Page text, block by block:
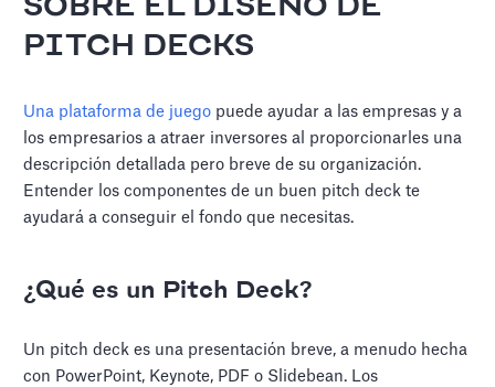
SOBRE EL DISEÑO DE
PITCH DECKS
Una plataforma de juego puede ayudar a las empresas y a
los empresarios a atraer inversores al proporcionarles una
descripción detallada pero breve de su organización.
Entender los componentes de un buen pitch deck te
ayudará a conseguir el fondo que necesitas.
¿Qué es un Pitch Deck?
Un pitch deck es una presentación breve, a menudo hecha
con PowerPoint, Keynote, PDF o Slidebean. Los